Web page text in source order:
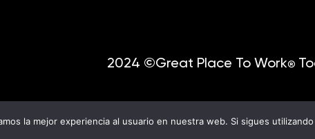
2024 ©Great Place To Work®
la mejor experiencia al usuario en nuestra web. Si sigues